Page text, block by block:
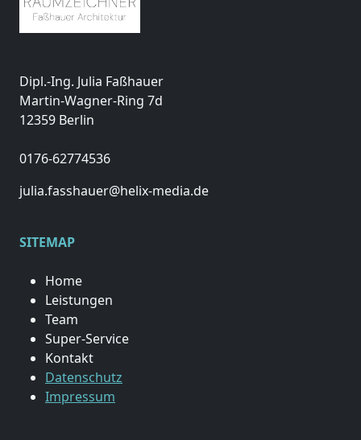
Dipl.-Ing. Julia Faßhauer
Martin-Wagner-Ring 7d
12359 Berlin
0176-62774536
julia.fasshauer@helix-media.de
SITEMAP
Home
Leistungen
Team
Super-Service
Kontakt
Datenschutz
Impressum